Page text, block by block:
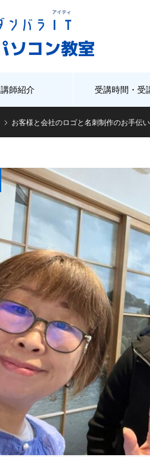
講師紹介 受講時間・受
お客様と会社のロゴと名刺制作のお手伝